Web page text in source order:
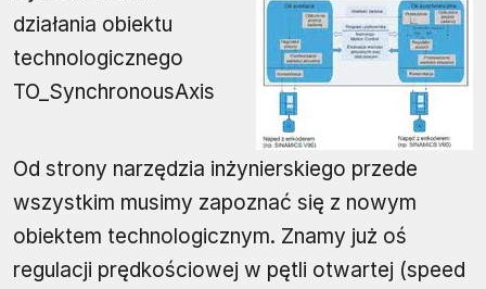
działania obiektu
technologicznego
TO_SynchronousAxis
Od strony narzędzia inżynierskiego przede
wszystkim musimy zapoznać się z nowym
obiektem technologicznym. Znamy już oś
regulacji prędkościowej w pętli otwartej (speed